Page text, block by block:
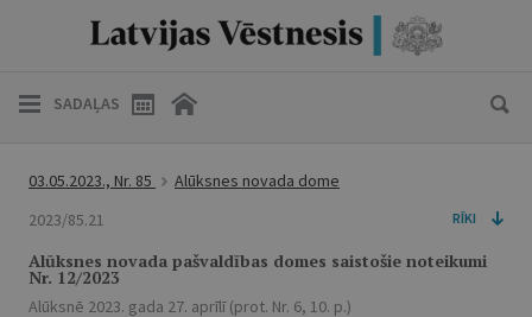
SADAĻAS
03.05.2023., Nr. 85
Alūksnes novada dome
2023/85.21
RĪKI
Alūksnes novada pašvaldības domes saistošie noteikumi
Nr. 12/2023
Alūksnē 2023. gada 27. aprīlī (prot. Nr. 6, 10. p.)